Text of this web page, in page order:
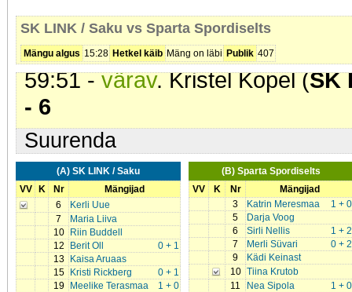
SK LINK / Saku vs Sparta Spordiselts
Mängu algus 15:28 Hetkel käib Mäng on läbi Publik 407
54:49 -värav. Kristel Kopel (
Seis4 - 6
59:51 -värav. Kristel Kopel (SK
- 6
Suurenda
(A) SK LINK / Saku
VV
K Nr
Mängijad
6
Kerli Uue
7
Maria Liiva
10
Riin Buddell
12
0 + 1
Berit Oll
13
Kaisa Aruaas
15
0 + 1
Kristi Rickberg
19
1 + 0
Meelike Terasmaa
(B) Sparta Spordiselts
VV
K Nr
Mängijad
3
1 + 0
Katrin Meresmaa
5
Darja Voog
6
1 + 2
Sirli Nellis
7
0 + 2
Merli Süvari
9
Kädi Keinast
10 Tiina Krutob
11
1 + 0
Nea Sipola